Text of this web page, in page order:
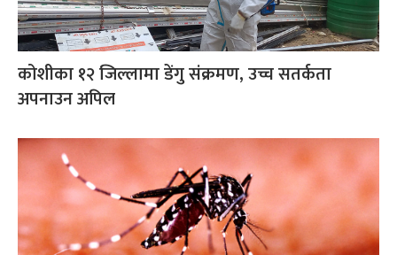
कोशीका १२ जिल्लामा डेंगु संक्रमण, उच्च सतर्कता
अपनाउन अपिल